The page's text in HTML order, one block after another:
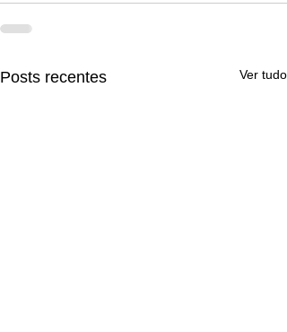
Posts recentes Ver tudo